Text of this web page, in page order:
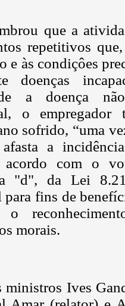
que a
repetitivos
e às condiçôes
doenças
a doença
o
sofrido, “uma
a
com o
"d", da Lei
para fins de
o
morais.
ministros Ives